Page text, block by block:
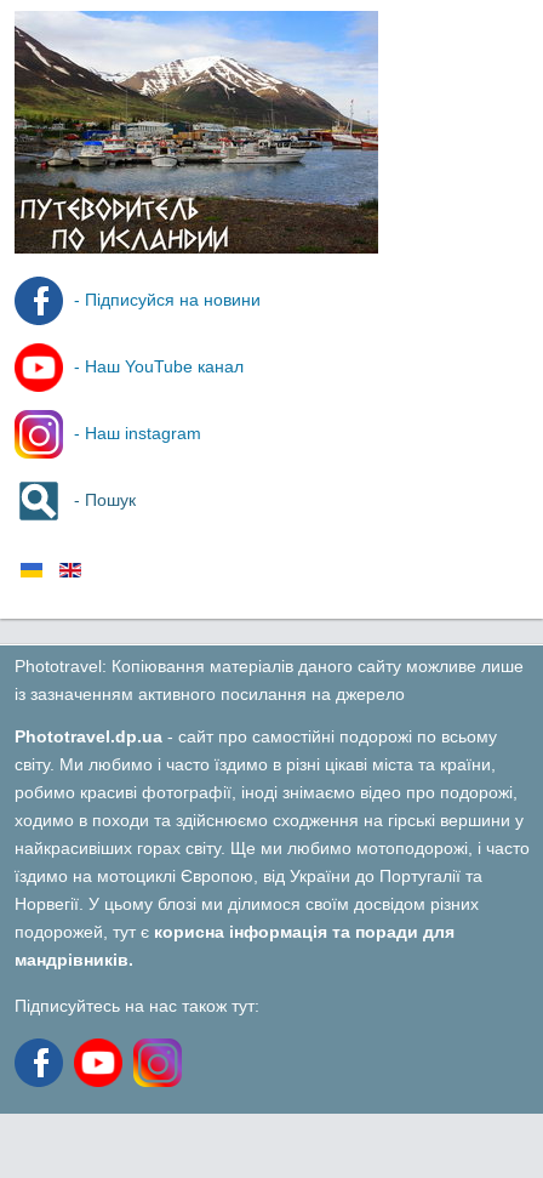
- Підписуйся на новини
- Наш YouTube канал
- Наш instagram
- Пошук
Phototravel: Копіювання матеріалів даного сайту можливе лише
із зазначенням активного посилання на джерело
Phototravel.dp.ua - сайт про самостійні подорожі по всьому
світу. Ми любимо і часто їздимо в різні цікаві міста та країни,
робимо красиві фотографії, іноді знімаємо відео про подорожі,
ходимо в походи та здійснюємо сходження на гірські вершини у
найкрасивіших горах світу. Ще ми любимо мотоподорожі, і часто
їздимо на мотоциклі Європою, від України до Португалії та
Норвегії. У цьому блозі ми ділимося своїм досвідом різних
подорожей, тут є корисна інформація та поради для
мандрівників.
Підписуйтесь на нас також тут: